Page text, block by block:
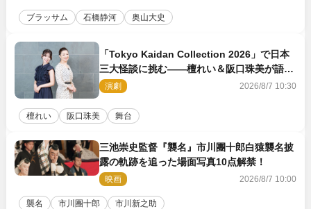
ブラッサム 石橋静河 奥山大史
「Tokyo Kaidan Collection 2026」で日本
三大怪談に挑む――檀れい＆阪口珠美が語る
「牡丹灯籠」の新たな魅力
演劇 2026/8/7 10:30
檀れい 阪口珠美 舞台
三池崇史監督『襲名』市川團十郎白猿襲名披
露の軌跡を追った場面写真10点解禁！
映画 2026/8/7 10:00
襲名 市川團十郎 市川新之助